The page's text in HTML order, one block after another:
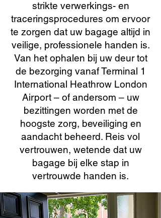
strikte verwerkings- en
traceringsprocedures om ervoor
te zorgen dat uw bagage altijd in
veilige, professionele handen is.
Van het ophalen bij uw deur tot
de bezorging vanaf Terminal 1
International Heathrow London
Airport – of andersom – uw
bezittingen worden met de
hoogste zorg, beveiliging en
aandacht beheerd. Reis vol
vertrouwen, wetende dat uw
bagage bij elke stap in
vertrouwde handen is.